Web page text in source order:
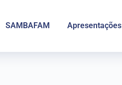
SAMBAFAM Apresentações